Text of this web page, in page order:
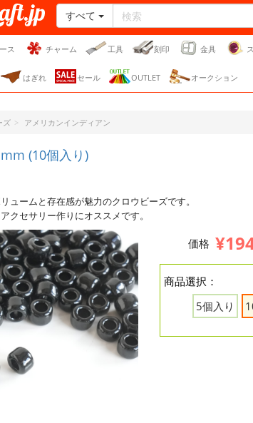
ト・
すべて
ス チャーム 工具 刻印 金具
はぎれ セール OUTLET オークション
ズ アメリカンインディアン
(10個入り)
ュームと存在感が魅力のクロウビーズです。
クセサリー作りにオススメです。
価格
商品選択：
5個入り